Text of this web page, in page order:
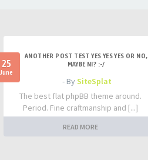
25
June
ANOTHER POST TEST YES YES YES OR NO,
MAYBE NI? :-/
- BySiteSplat
The best flat phpBB theme around.
Period. Fine craftmanship and [...]
READ MORE